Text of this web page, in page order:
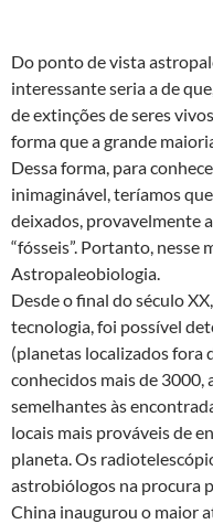
Do ponto de vista
interessante seria a de
de extinções de seres
forma que a grande
Dessa forma, para
inimaginável, teríamos
deixados, provavelmente
“fósseis”. Portanto, nesse
Astropaleobiologia.
Desde o final do século
tecnologia, foi possível
(planetas localizados fora
conhecidos mais de 3000,
semelhantes às
locais mais prováveis de
planeta. Os
astrobiólogos na procura
China inaugurou o maior